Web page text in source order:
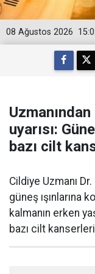
08 Ağustos 2026
uyarısı:
bazı cilt
Cildiye Uzmanı
güneş ışınlarına
kalmanın erken
bazı cilt